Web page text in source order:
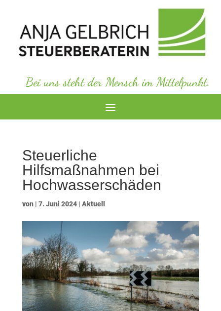
Bei uns steht der Mensch im Mittelpunkt.
Steuerliche
Hilfsmaßnahmen bei
Hochwasserschäden
von | 7. Juni 2024| Aktuell